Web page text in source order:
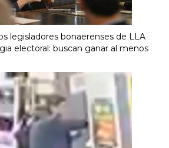
legisladores bonaerenses de LLA
electoral: buscan ganar al menos